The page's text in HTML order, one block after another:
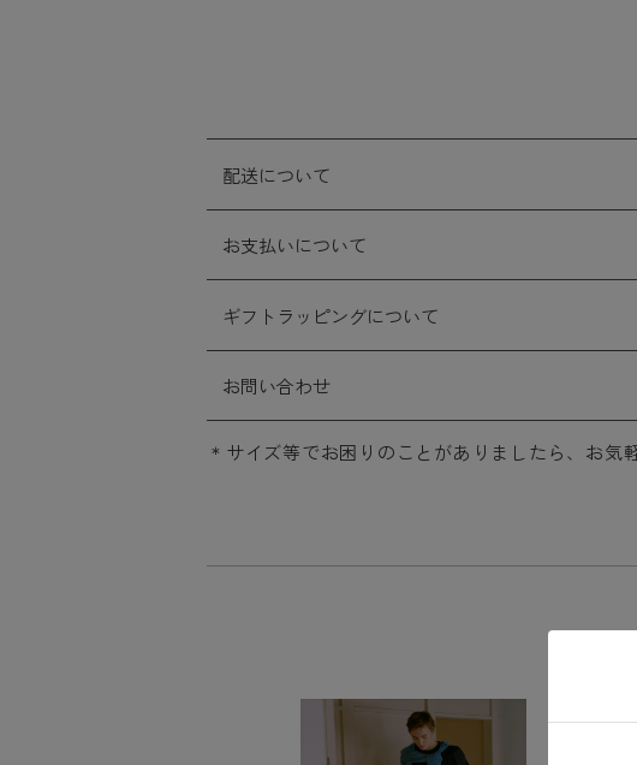
配送について
お支払いについて
ギフトラッピングについて
お問い合わせ
サイズ等でお困りのことがありましたら、お気